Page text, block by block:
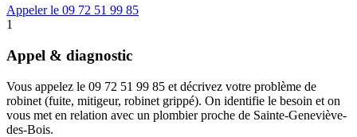
Appeler le 09 72 51 99 85
1
Appel & diagnostic
Vous appelez le 09 72 51 99 85 et décrivez votre problème de
robinet (fuite, mitigeur, robinet grippé). On identifie le besoin et on
vous met en relation avec un plombier proche de Sainte-Geneviève-
des-Bois.